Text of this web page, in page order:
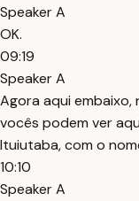
Speaker A
OK.
09:19
Speaker A
Agora aqui embaixo,
vocês podem ver
Ituiutaba, com o
10:10
Speaker A